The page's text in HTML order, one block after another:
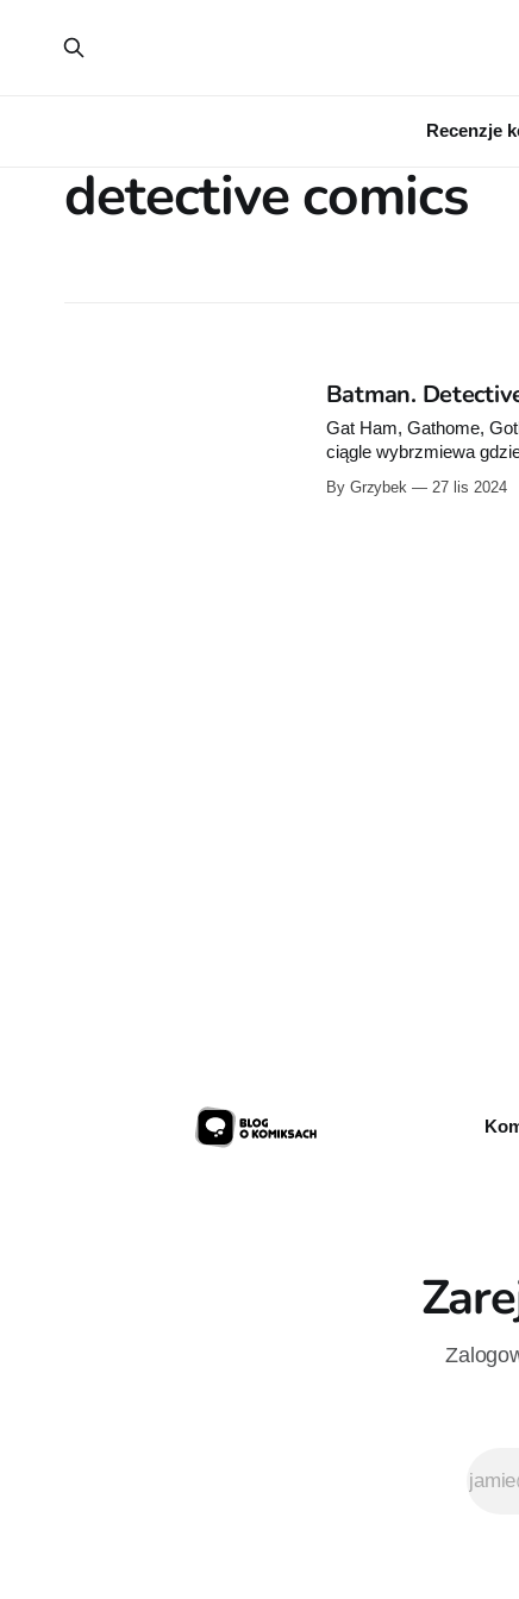
Recenzje
detective comics
Batman.
Gat Ham, Gathome,
ciągle wybrzmiewa
się liczni złoczyńcy,
By Grzybek 27 lis 2024